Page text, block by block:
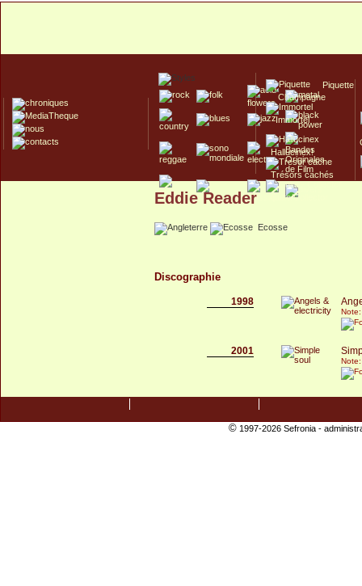
Piquette
Champagne
Immortel
Hallucinex!
Trésors cachés
Culte/Collector
Eddie Reader
Ecosse
Discographie
1998
2001
©1997-2026 Sefronia -